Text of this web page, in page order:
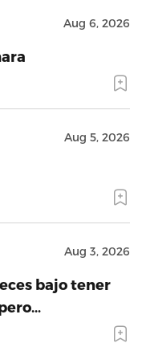
Aug 6, 2026
Aug 5, 2026
Aug 3, 2026
bajo tener